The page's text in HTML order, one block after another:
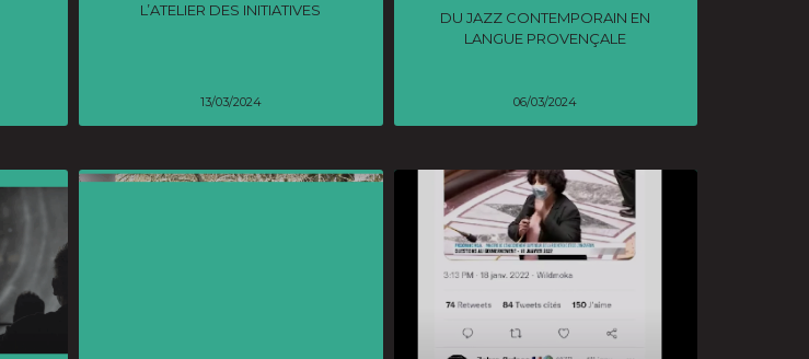
L’ATELIER DES INITIATIVES
13/03/2024
DU JAZZ CONTEMPORAIN EN
LANGUE PROVENÇALE
06/03/2024